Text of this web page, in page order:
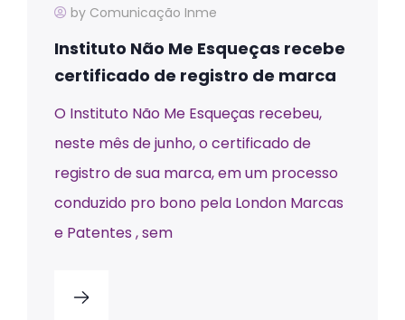
by Comunicação Inme
Instituto Não Me Esqueças recebe
certificado de registro de marca
O Instituto Não Me Esqueças recebeu,
neste mês de junho, o certificado de
registro de sua marca, em um processo
conduzido pro bono pela London Marcas
e Patentes , sem